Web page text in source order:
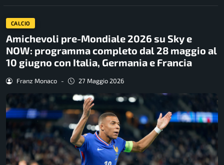
CALCIO
Amichevoli pre-Mondiale 2026 su Sky e
NOW: programma completo dal 28 maggio al
10 giugno con Italia, Germania e Francia
Franz Monaco - 27 Maggio 2026